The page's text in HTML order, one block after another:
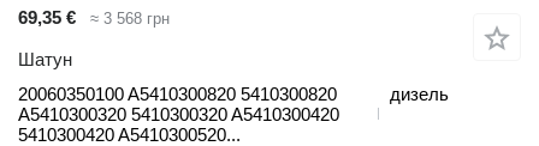
69,35 € ≈ 3 568 грн
Шатун
20060350100 A5410300820 5410300820
A5410300320 5410300320 A5410300420
5410300420 A5410300520...
дизель